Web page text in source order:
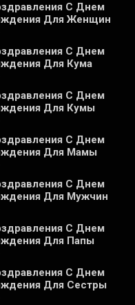
С Днем
Для Женщин
С Днем
Для Кума
С Днем
Для Кумы
С Днем
Для Мамы
С Днем
Для Мужчин
С Днем
Для Папы
С Днем
Для Сестры